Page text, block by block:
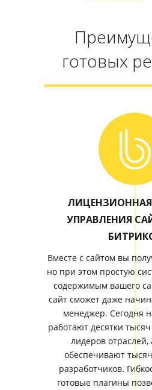
готовых
УПРАВЛЕНИЯ
Вместе с сайтом вы
но при этом простую
содержимым вашего
сайт сможет даже
менеджер. Сегодня
работают десятки
лидеров отраслей,
обеспечивают
разработчиков.
готовые плагины